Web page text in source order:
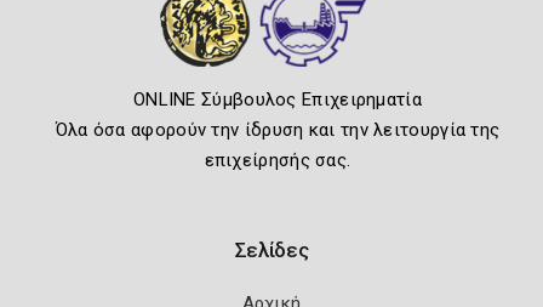
ONLINE Σύμβουλος Επιχειρηματία
Όλα όσα αφορούν την ίδρυση και την λειτουργία της
επιχείρησής σας.
Σελίδες